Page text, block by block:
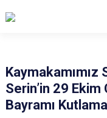
Tillo
Baykan
Kaymakamımız
Serin’in 29
Bayramı